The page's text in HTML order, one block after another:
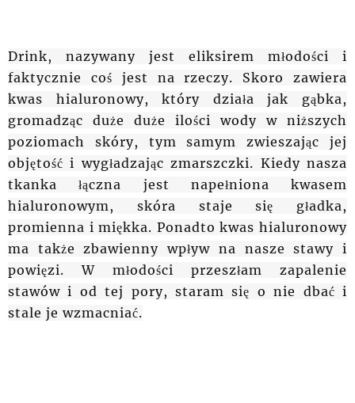
Drink, nazywany jest eliksirem młodości i
faktycznie coś jest na rzeczy. Skoro zawiera
kwas hialuronowy, który działa jak gąbka,
gromadząc duże duże ilości wody w niższych
poziomach skóry, tym samym zwieszając jej
objętość i wygładzając zmarszczki. Kiedy nasza
tkanka łączna jest napełniona kwasem
hialuronowym, skóra staje się gładka,
promienna i miękka. Ponadto kwas hialuronowy
ma także zbawienny wpływ na nasze stawy i
powięzi. W młodości przeszłam zapalenie
stawów i od tej pory, staram się o nie dbać i
stale je wzmacniać.